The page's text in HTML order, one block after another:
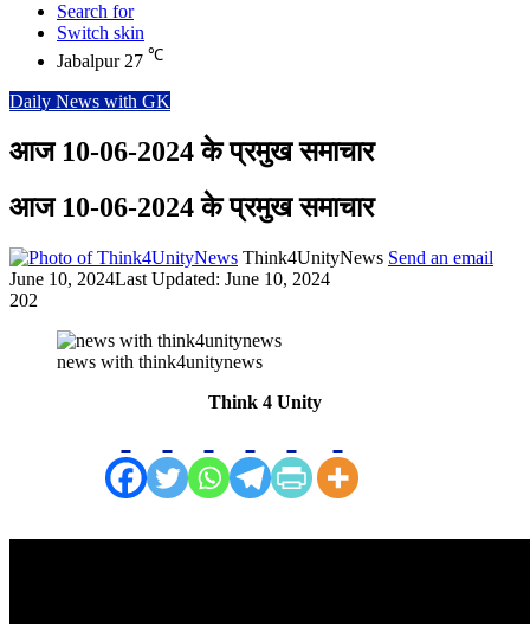
Search for
Switch skin
Jabalpur 27 ℃
Daily News with GK
आज 10-06-2024 के प्रमुख समाचार
आज 10-06-2024 के प्रमुख समाचार
Think4UnityNews Send an email
June 10, 2024Last Updated: June 10, 2024
202
news with think4unitynews
Think 4 Unity